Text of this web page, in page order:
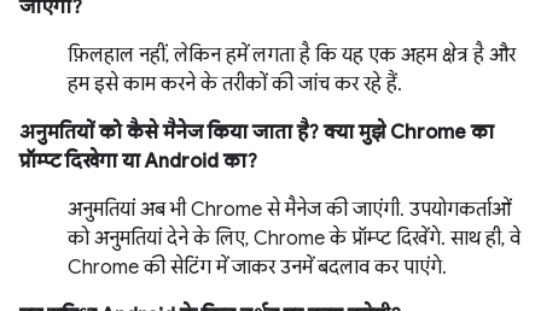
जाएगा?
फ़िलहाल नहीं, लेकिन हमें लगता है कि यह एक अहम क्षेत्र है और
हम इसे काम करने के तरीकों की जांच कर रहे हैं.
अनुमतियों को कैसे मैनेज किया जाता है? क्या मुझे Chrome का
प्रॉम्प्ट दिखेगा या Android का?
अनुमतियां अब भी Chrome से मैनेज की जाएंगी. उपयोगकर्ताओं
को अनुमतियां देने के लिए, Chrome के प्रॉम्प्ट दिखेंगे. साथ ही, वे
Chrome की सेटिंग में जाकर उनमें बदलाव कर पाएंगे.